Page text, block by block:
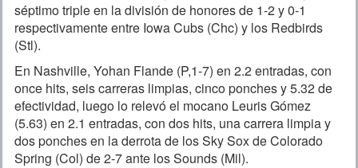
séptimo triple en la división de honores de 1-2 y 0-1
respectivamente entre Iowa Cubs (Chc) y los Redbirds
(Stl).
En Nashville, Yohan Flande (P,1-7) en 2.2 entradas, con
once hits, seis carreras limpias, cinco ponches y 5.32 de
efectividad, luego lo relevó el mocano Leuris Gómez
(5.63) en 2.1 entradas, con dos hits, una carrera limpia y
dos ponches en la derrota de los Sky Sox de Colorado
Spring (Col) de 2-7 ante los Sounds (Mil).